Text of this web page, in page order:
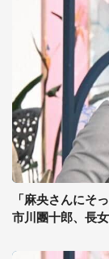
「麻央さんにそ
市川團十郎、長